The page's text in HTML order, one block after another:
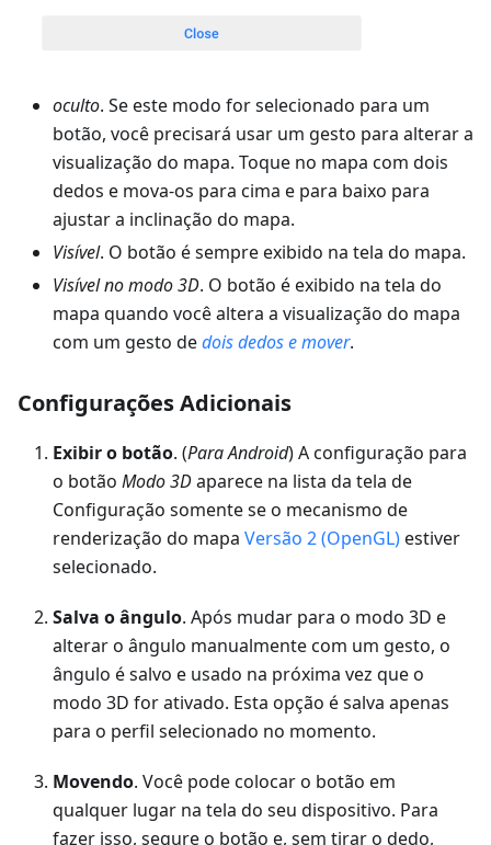
oculto. Se este modo for selecionado para um
botão, você precisará usar um gesto para alterar a
visualização do mapa. Toque no mapa com dois
dedos e mova-os para cima e para baixo para
ajustar a inclinação do mapa.
Visível. O botão é sempre exibido na tela do mapa.
Visível no modo 3D. O botão é exibido na tela do
mapa quando você altera a visualização do mapa
com um gesto dedois dedos e mover.
Configurações Adicionais
Exibir o botão. (Para Android) A configuração para
o botão Modo 3Daparece na lista da tela de
Configuração somente se o mecanismo de
renderização do mapa Versão 2 (OpenGL)estiver
selecionado.
Salva o ângulo. Após mudar para o modo 3D e
alterar o ângulo manualmente com um gesto, o
ângulo é salvo e usado na próxima vez que o
modo 3D for ativado. Esta opção é salva apenas
para o perfil selecionado no momento.
Movendo. Você pode colocar o botão em
qualquer lugar na tela do seu dispositivo. Para
fazer isso, segure o botão e, sem tirar o dedo,